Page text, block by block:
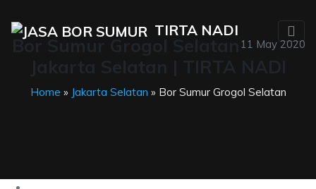
TIRTA NADI
11 May 2020
Bor Sumur Grogol Selatan
Home » Jakarta Selatan » Bor Sumur Grogol Selatan